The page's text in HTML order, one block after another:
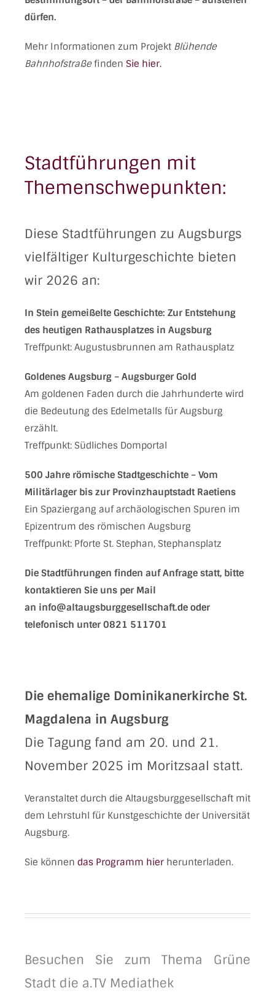
dürfen.
Mehr Informationen zum Projekt Blühende
Bahnhofstraßefinden Sie hier.
Stadtführungen mit
Themenschwepunkten:
Diese Stadtführungen zu Augsburgs
vielfältiger Kulturgeschichte bieten
wir 2026 an:
In Stein gemeißelte Geschichte: Zur Entstehung
des heutigen Rathausplatzes in Augsburg
Treffpunkt: Augustusbrunnen am Rathausplatz
Goldenes Augsburg – Augsburger Gold
Am goldenen Faden durch die Jahrhunderte wird
die Bedeutung des Edelmetalls für Augsburg
erzählt.
Treffpunkt: Südliches Domportal
500 Jahre römische Stadtgeschichte – Vom
Militärlager bis zur Provinzhauptstadt Raetiens
Ein Spaziergang auf archäologischen Spuren im
Epizentrum des römischen Augsburg
Treffpunkt: Pforte St. Stephan, Stephansplatz
Die Stadtführungen finden auf Anfrage statt, bitte
kontaktieren Sie uns per Mail
an info@altaugsburggesellschaft.de oder
telefonisch unter 0821 511701
Die ehemalige Dominikanerkirche St.
Magdalena in Augsburg
Die Tagung fand am 20. und 21.
November 2025 im Moritzsaal statt.
Veranstaltet durch die Altaugsburggesellschaft mit
dem Lehrstuhl für Kunstgeschichte der Universität
Augsburg.
Sie können das Programm hier herunterladen.
Besuchen Sie zum Thema Grüne
Stadt die a.TV Mediathek